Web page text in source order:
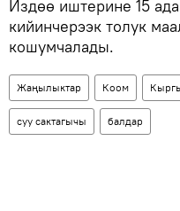
Издөө иштерине 15
кийинчерээк толук
кошумчалады.
Жаңылыктар Коом
суу сактагычы балдар